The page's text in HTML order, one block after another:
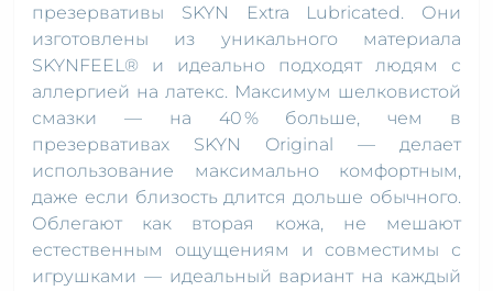
презервативы SKYN Extra Lubricated. Они
изготовлены из уникального материала
SKYNFEEL® и идеально подходят людям с
аллергией на латекс. Максимум шелковистой
смазки — на 40 % больше, чем в
презервативах SKYN Original — делает
использование максимально комфортным,
даже если близость длится дольше обычного.
Облегают как вторая кожа, не мешают
естественным ощущениям и совместимы с
игрушками — идеальный вариант на каждый